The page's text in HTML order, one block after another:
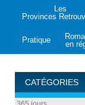
Les
Provinces
Pratique
en
CATÉGORIES